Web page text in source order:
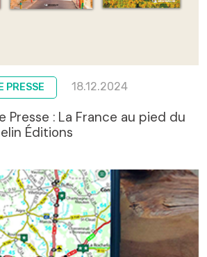
PRESSE 18.12.2024
Presse : La France au pied du
Éditions